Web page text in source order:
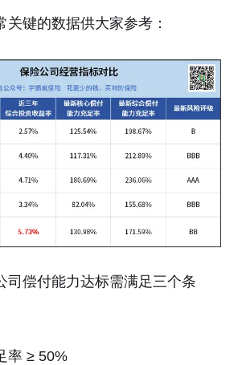
关键的数据供大家参考：
司偿付能力达标需满足三个条
率 ≥ 50%